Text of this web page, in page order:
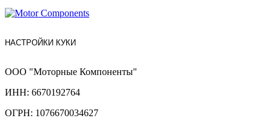
НАСТРОЙКИ КУКИ
ООО "Моторные Компоненты"
ИНН: 6670192764
ОГРН: 1076670034627